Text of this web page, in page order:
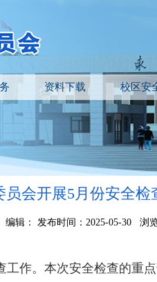
资料下载 校区安
员会开展5月份安全检
编辑： 发布时间：2025-05-30 浏
工作。本次安全检查的重